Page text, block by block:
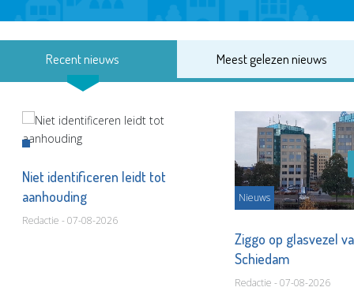
Recent nieuws Meest gelezen nieuws
Niet identificeren leidt tot
aanhouding
Redactie - 07-08-2026
Nieuws
Ziggo op glasvezel
Schiedam
Redactie - 07-08-2026